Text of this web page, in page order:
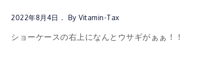
2022年8月4日 ByVitamin-Tax
ショーケースの右上になんとウサギがぁぁ！！